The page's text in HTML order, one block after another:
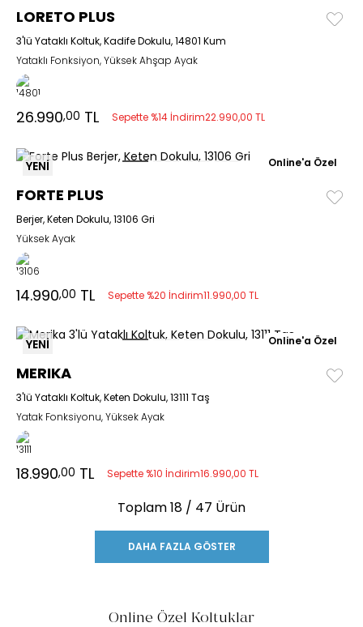
LORETO PLUS
3'lü Yataklı Koltuk, Kadife Dokulu, 14801 Kum
Yataklı Fonksiyon, Yüksek Ahşap Ayak
26.990,00 TL Sepette %14 İndirim22.990,00 TL
YENİ Online'a Özel
FORTE PLUS
Berjer, Keten Dokulu, 13106 Gri
Yüksek Ayak
14.990,00 TL Sepette %20 İndirim11.990,00 TL
YENİ Online'a Özel
MERIKA
3'lü Yataklı Koltuk, Keten Dokulu, 13111 Taş
Yatak Fonksiyonu, Yüksek Ayak
18.990,00 TL Sepette %10 İndirim16.990,00 TL
Toplam18 / 47 Ürün
DAHA FAZLA GÖSTER
Online Özel Koltuklar